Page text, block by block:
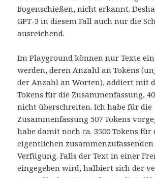
Bogenschießen, nicht erkannt.
GPT-3 in diesem Fall auch nur die
ausreichend.
Im Playground können nur Texte
werden, deren Anzahl an Tokens
der Anzahl an Worten), addiert mit
Tokens für die Zusammenfassung,
nicht überschreiten. Ich habe für die
Zusammenfassung 507 Tokens
habe damit noch ca. 3500 Tokens für
eigentlichen
Verfügung. Falls der Text in einer
eingegeben wird, halbiert sich der